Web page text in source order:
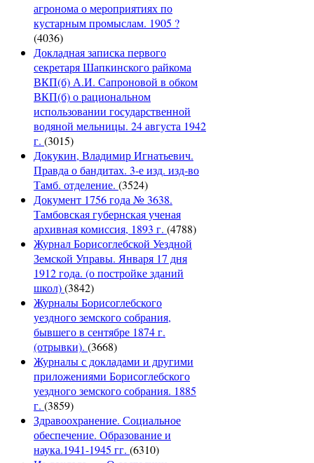
агронома о мероприятиях по
кустарным промыслам. 1905 ?
(4036)
Докладная записка первого
секретаря Шапкинского райкома
ВКП(б) А.И. Сапроновой в обком
ВКП(б) о рациональном
использовании государственной
водяной мельницы. 24 августа 1942
г. (3015)
Докукин, Владимир Игнатьевич.
Правда о бандитах. 3-е изд. изд-во
Тамб. отделение. (3524)
Документ 1756 года № 3638.
Тамбовская губернская ученая
архивная комиссия, 1893 г. (4788)
Журнал Борисоглебской Уездной
Земской Управы. Января 17 дня
1912 года. (о постройке зданий
школ)(3842)
Журналы Борисоглебского
уездного земского собрания,
бывшего в сентябре 1874 г.
(отрывки). (3668)
Журналы с докладами и другими
приложениями Борисоглебского
уездного земского собрания. 1885
г. (3859)
Здравоохранение. Социальное
обеспечение. Образование и
наука.1941-1945 гг. (6310)